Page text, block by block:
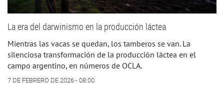
La era del darwinismo en la producción láctea
Mientras las vacas se quedan, los tamberos se van. La
silenciosa transformación de la producción láctea en el
campo argentino, en números de OCLA.
7 DE FEBRERO DE 2026 - 08:00